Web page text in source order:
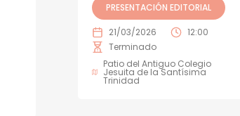
PRESENTACIÓN EDITORIAL
21/03/2026
12:00
Terminado
Patio del Antiguo Colegio
Jesuita de la Santísima
Trinidad